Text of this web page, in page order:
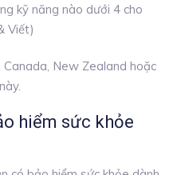
kỹ năng nào dưới 4 cho
Viết)
Canada, New Zealand hoặc
hiểm sức khỏe